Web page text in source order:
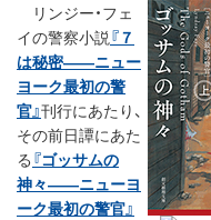
リンジー・フェ
イの警察小説『７
は秘密――ニュー
ヨーク最初の警
官』刊行にあたり、
その前日譚にあた
る 『ゴッサムの
神々――ニューヨ
ーク最初の警官』